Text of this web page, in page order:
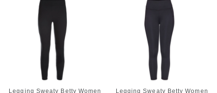
Legging Sweaty Betty Women Legging Sweaty Betty Women